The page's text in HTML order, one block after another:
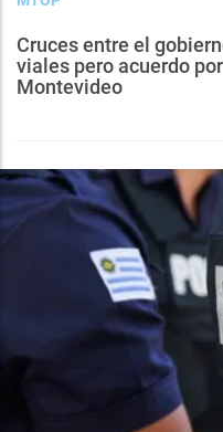
Cruces entre el
viales pero acuerdo
Montevideo